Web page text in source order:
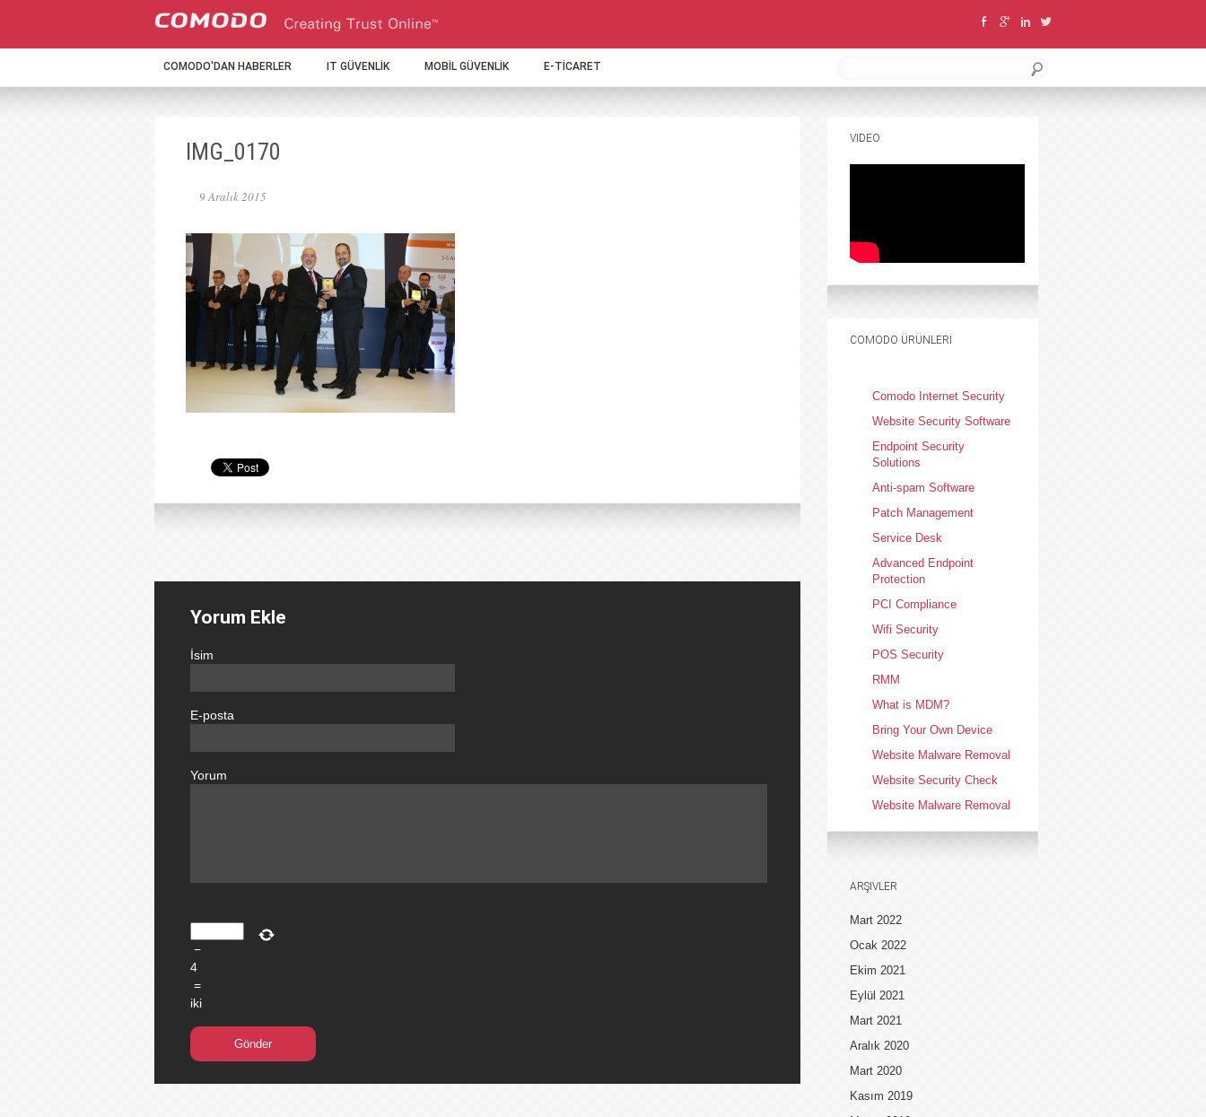
COMODO'DAN HABERLER IT GÜVENLİK MOBİL GÜVENLİK E-TİCARET
IMG_0170
9 Aralık 2015
Yorum Ekle
İsim
E-posta
Yorum
−
4
=
iki
VIDEO
COMODO ÜRÜNLERI
Comodo Internet Security
Website Security Software
Endpoint Security
Solutions
Anti-spam Software
Patch Management
Service Desk
Advanced Endpoint
Protection
PCI Compliance
Wifi Security
POS Security
RMM
What is MDM?
Bring Your Own Device
Website Malware Removal
Website Security Check
Website Malware Removal
ARŞIVLER
Mart 2022
Ocak 2022
Ekim 2021
Eylül 2021
Mart 2021
Aralık 2020
Mart 2020
Kasım 2019